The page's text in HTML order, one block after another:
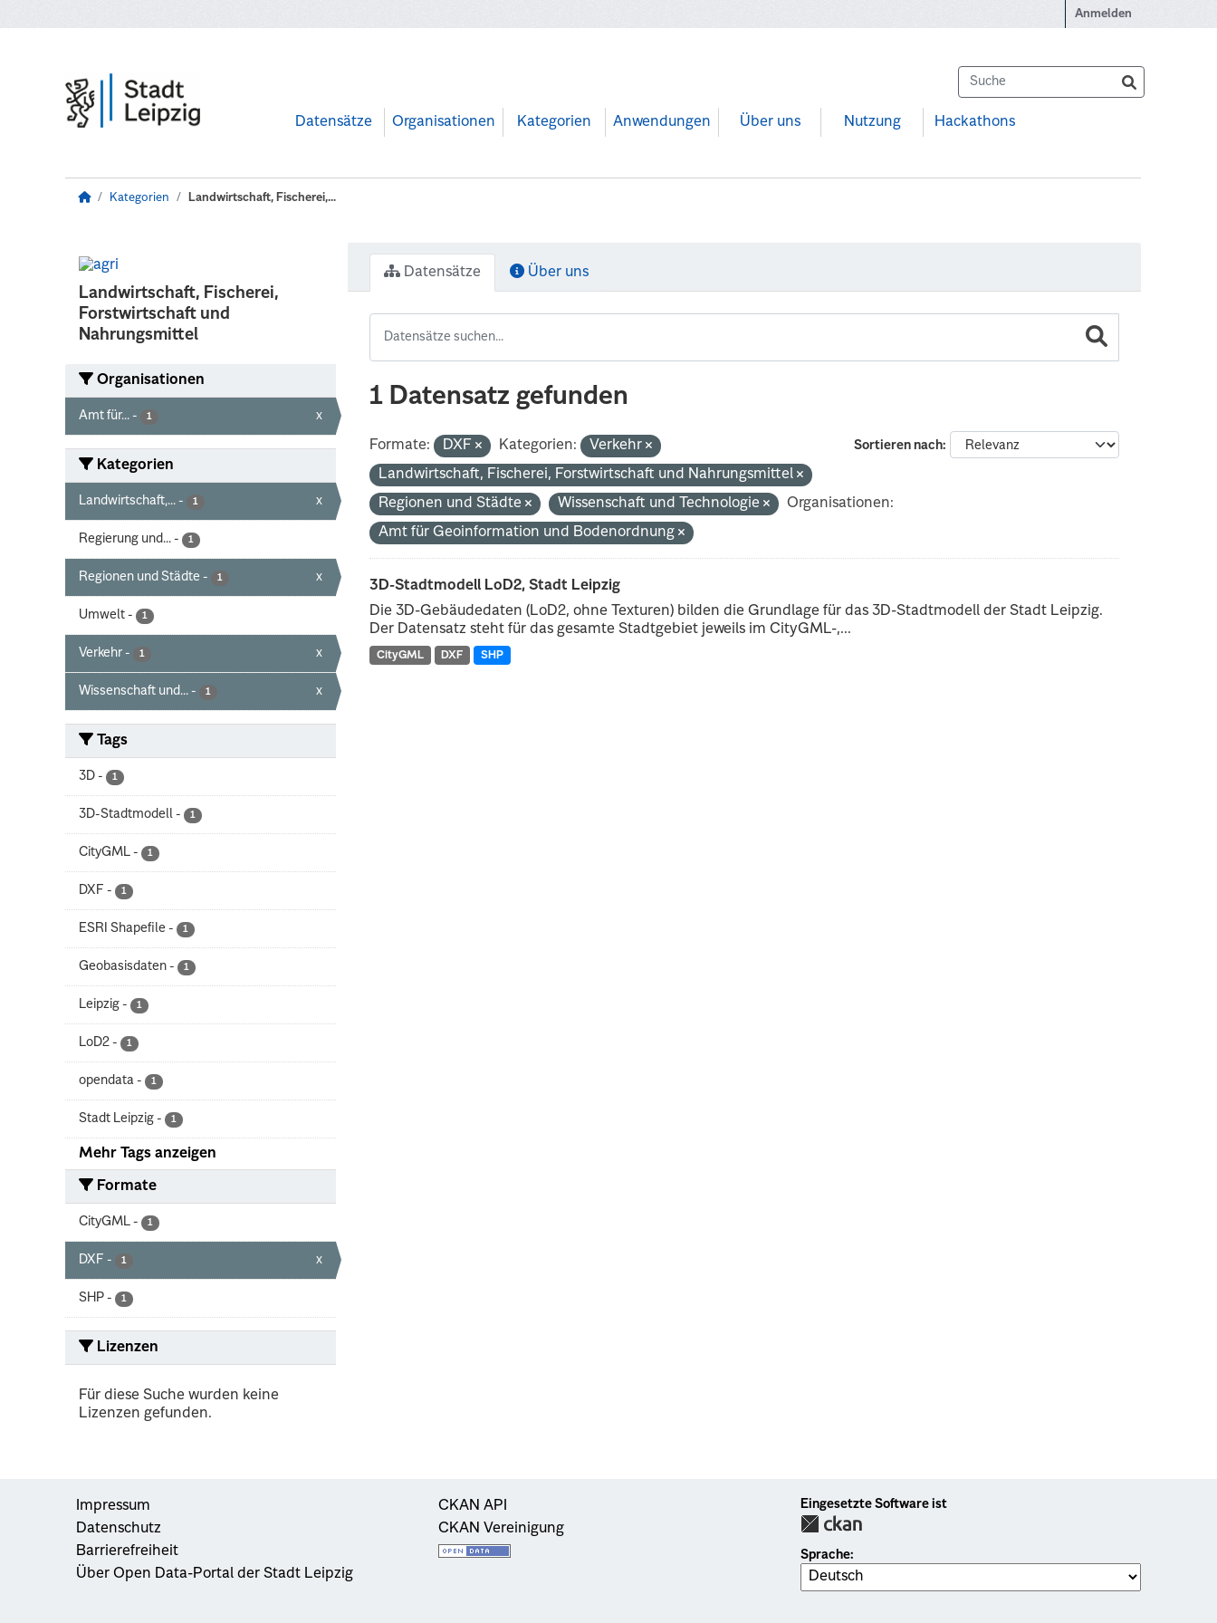
Anmelden
Datensätze Organisationen Kategorien Anwendungen Über uns Nutzung Hackathons
Kategorien Landwirtschaft, Fischerei,...
Landwirtschaft, Fischerei,
Forstwirtschaft und
Nahrungsmittel
Organisationen
Amt für... - 1 x
Kategorien
Landwirtschaft,... - 1 x
Regierung und... - 1
Regionen und Städte - 1 x
Umwelt - 1
Verkehr - 1 x
Wissenschaft und... - 1 x
Tags
3D - 1
3D-Stadtmodell - 1
CityGML - 1
DXF - 1
ESRI Shapefile - 1
Geobasisdaten - 1
Leipzig - 1
LoD2 - 1
opendata - 1
Stadt Leipzig - 1
Mehr Tags anzeigen
Formate
CityGML - 1
DXF - 1 x
SHP - 1
Lizenzen
Für diese Suche wurden keine
Lizenzen gefunden.
Datensätze Über uns
1 Datensatz gefunden
Sortieren nach
Formate: DXF Kategorien:
Verkehr
Landwirtschaft, Fischerei, Forstwirtschaft und Nahrungsmittel
Regionen und Städte
Wissenschaft und Technologie
Organisationen:
Amt für Geoinformation und Bodenordnung
3D-Stadtmodell LoD2, Stadt Leipzig
Die 3D-Gebäudedaten (LoD2, ohne Texturen) bilden die Grundlage für das 3D-Stadtmodell der Stadt Leipzig.
Der Datensatz steht für das gesamte Stadtgebiet jeweils im CityGML-,...
CityGML DXF SHP
Impressum
Datenschutz
Barrierefreiheit
Über Open Data-Portal der Stadt Leipzig
CKAN API
CKAN Vereinigung
Eingesetzte Software ist
Sprache